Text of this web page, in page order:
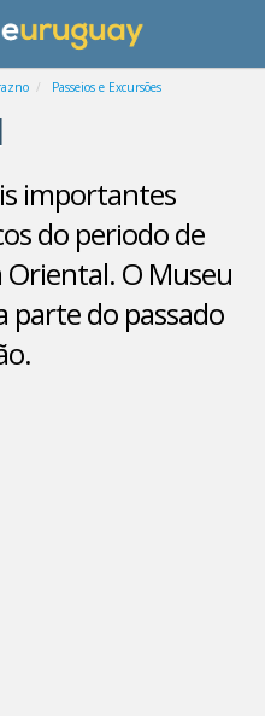
Passeios e Excursões
importantes
do periodo de
O Museu
parte do passado